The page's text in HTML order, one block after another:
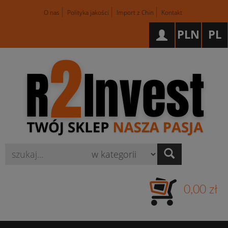
O nas Polityka jakości Import z Chin Kontakt
PL
PLN
0,00 zł